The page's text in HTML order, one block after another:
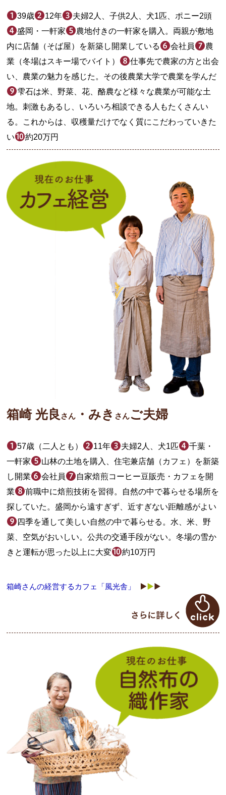
39歳 12年
夫婦2人、子供2人、犬1匹、ポニー2頭
盛岡・一軒家
農地付きの一軒家を購入。両親が敷地
内に店舗（そば屋）を新築し開業している
会社員
農
業（冬場はスキー場でバイト）
仕事先で農家の方と出会
い、農業の魅力を感じた。その後農業大学で農業を学んだ
雫石は米、野菜、花、酪農など様々な農業が可能な土
地。刺激もあるし、いろいろ相談できる人もたくさんい
る。これからは、収穫量だけでなく質にこだわっていきた
い
約20万円
箱崎 光良 さん ・みき さんご夫婦
57歳（二人とも） 11年 夫婦2人、犬1匹
千葉・
一軒家
山林の土地を購入、住宅兼店舗（カフェ）を新築
し開業
会社員
自家焙煎コーヒー豆販売・カフェを開
業
前職中に焙煎技術を習得。自然の中で暮らせる場所を
探していた。盛岡から遠すぎず、近すぎない距離感がよい
四季を通して美しい自然の中で暮らせる。水、米、野
菜、空気がおいしい。公共の交通手段がない。冬場の雪か
きと運転が思った以上に大変
約10万円
箱崎さんの経営するカフェ「風光舎」